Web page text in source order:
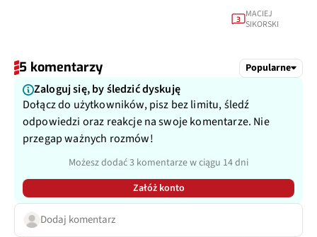
3
MACIEJ
SIKORSKI
5 komentarzy Popularne
Zaloguj się, by śledzić dyskuję
Dołącz do użytkowników, pisz bez limitu, śledź
odpowiedzi oraz reakcje na swoje komentarze. Nie
przegap ważnych rozmów!
Możesz dodać 3 komentarze w ciągu 14 dni
Załóż konto
Dodaj komentarz